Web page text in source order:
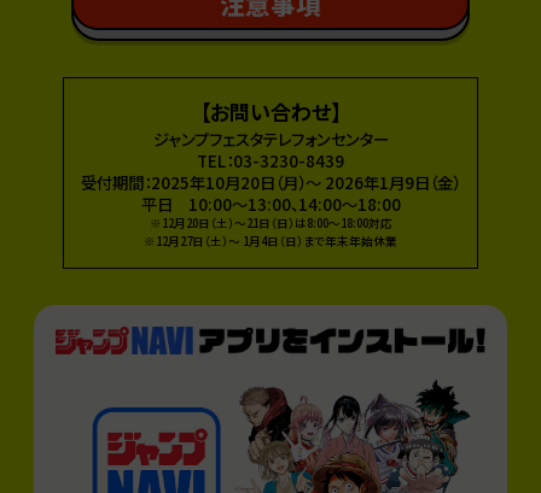
【お問い合わせ】
ジャンプフェスタテレフォンセンター
TEL：03-3230-8439
受付期間：2025年10月20日（月）～ 2026年1月9日（金）
平日 10:00～13:00、14:00～18:00
※12月20日（土）～21日（日）は8:00～18:00対応
※12月27日（土）～ 1月4日（日）まで年末年始休業